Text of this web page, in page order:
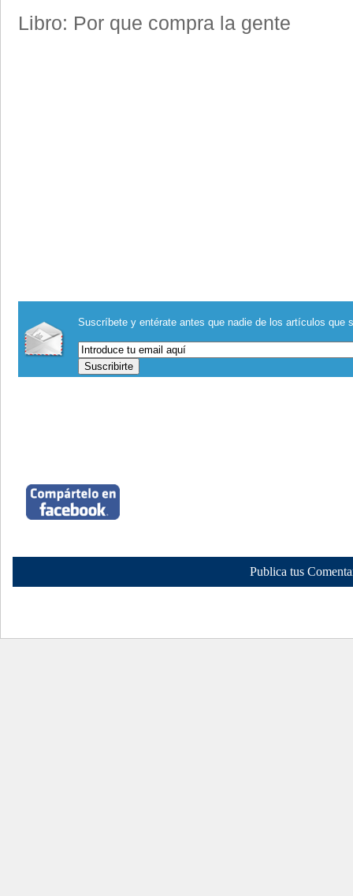
Libro: Por que compra la gente
Suscríbete y entérate antes que nadie de los artículos que
Publica tus